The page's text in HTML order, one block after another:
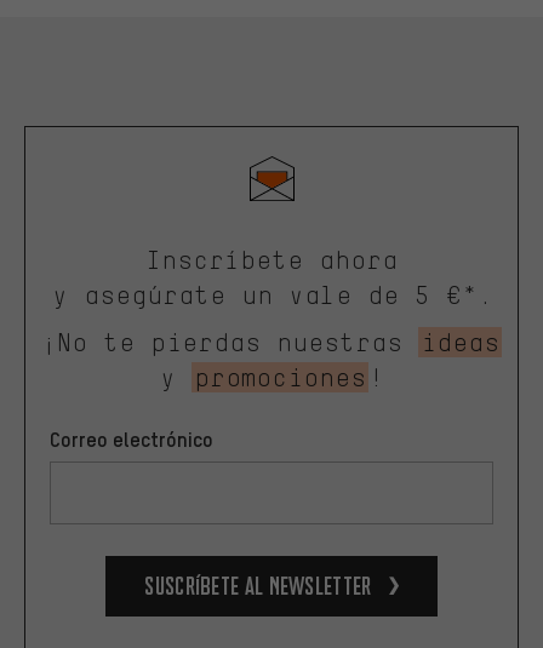
Inscríbete ahora
y asegúrate un vale de 5 €*.
¡No te pierdas nuestras
ideas
y
promociones !
Correo electrónico
Suscríbete al newsletter